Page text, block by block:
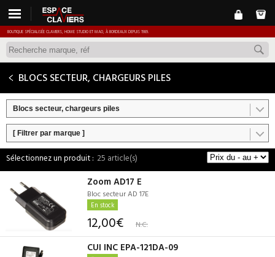
BOUTIQUE SPÉCIALISÉE CLAVIERS, HOME STUDIO ET MAO, À BORDEAUX DEPUIS 1989.
BLOCS SECTEUR, CHARGEURS PILES
Blocs secteur, chargeurs piles
[ Filtrer par marque ]
25 article(s)
Zoom AD17 E
Bloc secteur AD 17E
En stock
12,00€ N.C.
CUI INC EPA-121DA-09